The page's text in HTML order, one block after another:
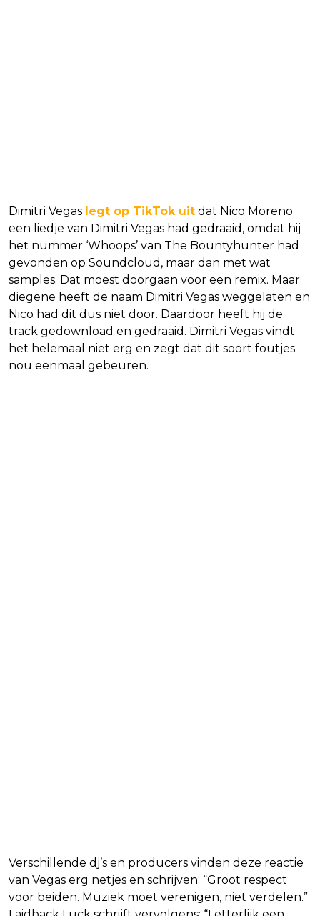
Dimitri Vegas legt op TikTok uit dat Nico Moreno
een liedje van Dimitri Vegas had gedraaid, omdat hij
het nummer ‘Whoops’ van The Bountyhunter had
gevonden op Soundcloud, maar dan met wat
samples. Dat moest doorgaan voor een remix. Maar
diegene heeft de naam Dimitri Vegas weggelaten en
Nico had dit dus niet door. Daardoor heeft hij de
track gedownload en gedraaid. Dimitri Vegas vindt
het helemaal niet erg en zegt dat dit soort foutjes
nou eenmaal gebeuren.
Verschillende dj’s en producers vinden deze reactie
van Vegas erg netjes en schrijven: “Groot respect
voor beiden. Muziek moet verenigen, niet verdelen.”